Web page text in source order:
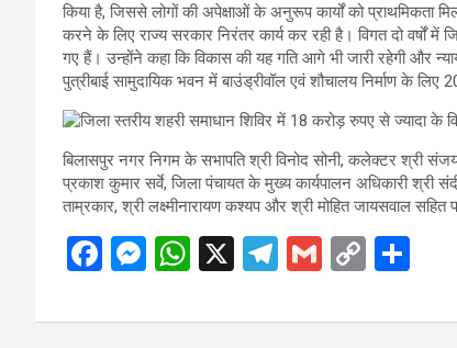
किया है, जिससे लोगों की अपेक्षाओं के अनुरूप कार्यों को प्राथमिकता
करने के लिए राज्य सरकार निरंतर कार्य कर रही है। विगत दो
गए हैं। उन्होंने कहा कि विकास की यह गति आगे भी जारी रहेगी और
पुत्रीबाई सामुदायिक भवन में बाउंड्रीवॉल एवं शौचालय निर्माण के
बिलासपुर नगर निगम के सभापति श्री विनोद सोनी, कलेक्टर श्री
प्रकाश कुमार सर्वे, जिला पंचायत के मुख्य कार्यपालन अधिकारी श्री
ताम्रकार, श्री लक्ष्मीनारायण कश्यप और श्री मोहित जायसवाल
F
ce
M
se
W
at
X
T
e
G
ail
C
py ar